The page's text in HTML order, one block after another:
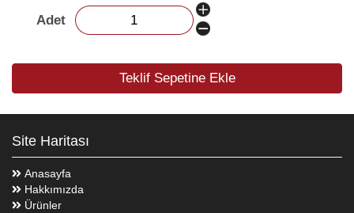
Adet
Teklif Sepetine Ekle
Site Haritası
Anasayfa
Hakkımızda
Ürünler